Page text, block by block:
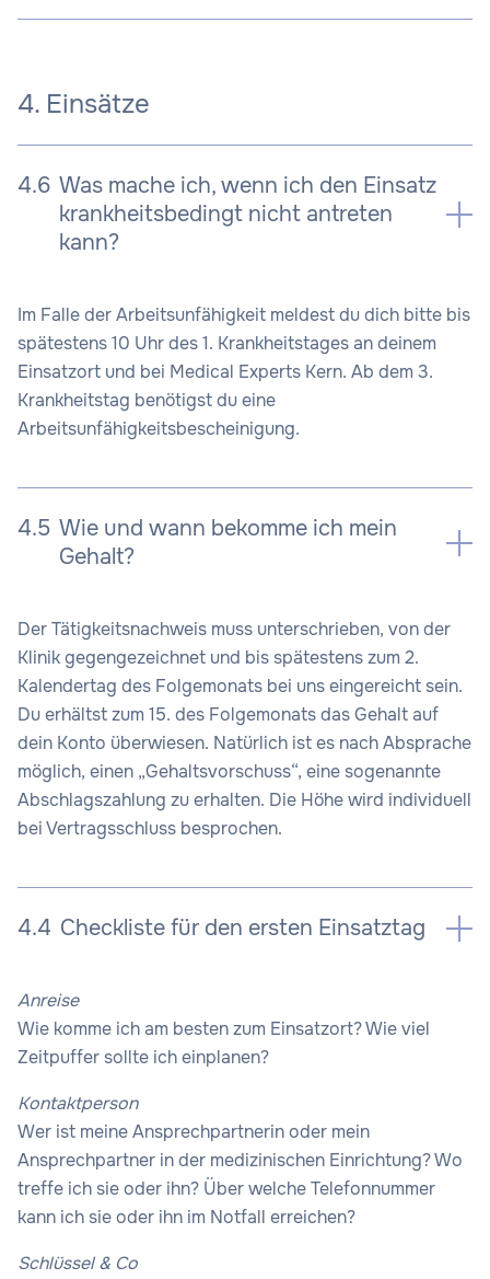
4. Einsätze
4.6 Was mache ich, wenn ich den Einsatz
krankheitsbedingt nicht antreten
kann?
Im Falle der Arbeitsunfähigkeit meldest du dich bitte bis
spätestens 10 Uhr des 1. Krankheitstages an deinem
Einsatzort und bei Medical Experts Kern. Ab dem 3.
Krankheitstag benötigst du eine
Arbeitsunfähigkeitsbescheinigung.
4.5 Wie und wann bekomme ich mein
Gehalt?
Der Tätigkeitsnachweis muss unterschrieben, von der
Klinik gegengezeichnet und bis spätestens zum 2.
Kalendertag des Folgemonats bei uns eingereicht sein.
Du erhältst zum 15. des Folgemonats das Gehalt auf
dein Konto überwiesen. Natürlich ist es nach Absprache
möglich, einen „Gehaltsvorschuss“, eine sogenannte
Abschlagszahlung zu erhalten. Die Höhe wird individuell
bei Vertragsschluss besprochen.
4.4 Checkliste für den ersten Einsatztag
Anreise
Wie komme ich am besten zum Einsatzort? Wie viel
Zeitpuffer sollte ich einplanen?
Kontaktperson
Wer ist meine Ansprechpartnerin oder mein
Ansprechpartner in der medizinischen Einrichtung? Wo
treffe ich sie oder ihn? Über welche Telefonnummer
kann ich sie oder ihn im Notfall erreichen?
Schlüssel & Co